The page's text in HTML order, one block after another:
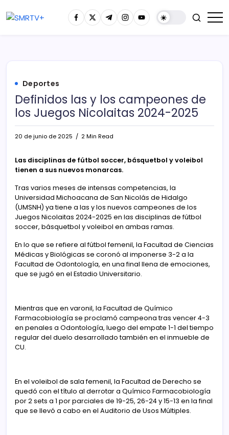
Deportes
Definidos las y los campeones de
los Juegos Nicolaitas 2024-2025
20 de junio de 2025 2 Min Read
Las disciplinas de fútbol soccer, básquetbol y voleibol
tienen a sus nuevos monarcas.
Tras varios meses de intensas competencias, la
Universidad Michoacana de San Nicolás de Hidalgo
(UMSNH) ya tiene a las y los nuevos campeones de los
Juegos Nicolaitas 2024-2025 en las disciplinas de fútbol
soccer, básquetbol y voleibol en ambas ramas.
En lo que se refiere al fútbol femenil, la Facultad de Ciencias
Médicas y Biológicas se coronó al imponerse 3-2 a la
Facultad de Odontología, en una final llena de emociones,
que se jugó en el Estadio Universitario.
Mientras que en varonil, la Facultad de Químico
Farmacobiología se proclamó campeona tras vencer 4-3
en penales a Odontología, luego del empate 1-1 del tiempo
regular del duelo desarrollado también en el inmueble de
CU.
En el voleibol de sala femenil, la Facultad de Derecho se
quedó con el título al derrotar a Químico Farmacobiología
por 2 sets a 1 por parciales de 19-25, 26-24 y 15-13 en la final
que se llevó a cabo en el Auditorio de Usos Múltiples.